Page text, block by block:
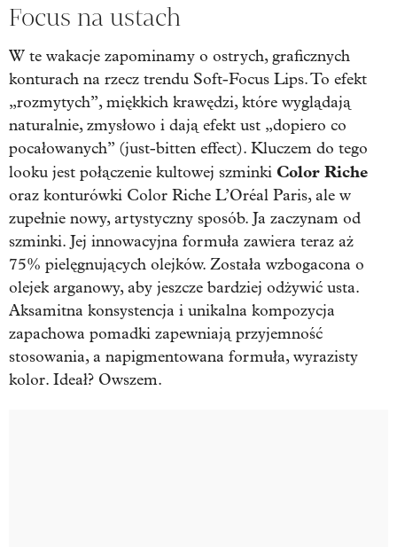
Focus na ustach
W te wakacje zapominamy o ostrych, graficznych
konturach na rzecz trendu Soft-Focus Lips. To efekt
„rozmytych”, miękkich krawędzi, które wyglądają
naturalnie, zmysłowo i dają efekt ust „dopiero co
pocałowanych” (just-bitten effect). Kluczem do tego
looku jest połączenie kultowej szminki Color Riche
oraz konturówki Color Riche L’Oréal Paris, ale w
zupełnie nowy, artystyczny sposób. Ja zaczynam od
szminki. Jej innowacyjna formuła zawiera teraz aż
75% pielęgnujących olejków. Została wzbogacona o
olejek arganowy, aby jeszcze bardziej odżywić usta.
Aksamitna konsystencja i unikalna kompozycja
zapachowa pomadki zapewniają przyjemność
stosowania, a napigmentowana formuła, wyrazisty
kolor. Ideał? Owszem.